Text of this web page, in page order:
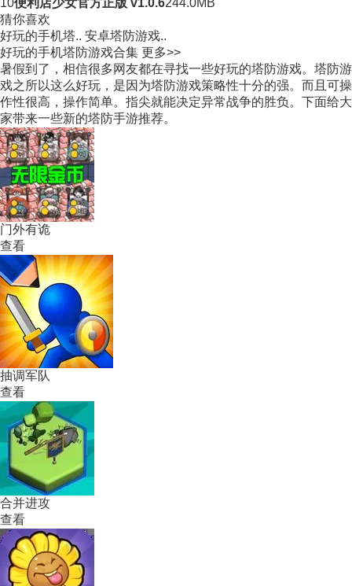
10便利店少女官方正版 v1.0.6244.0MB
猜你喜欢
好玩的手机塔.. 安卓塔防游戏..
好玩的手机塔防游戏合集 更多>>
暑假到了，相信很多网友都在寻找一些好玩的塔防游戏。塔防游
戏之所以这么好玩，是因为塔防游戏策略性十分的强。而且可操
作性很高，操作简单。指尖就能决定异常战争的胜负。下面给大
家带来一些新的塔防手游推荐。
门外有诡
查看
抽调军队
查看
合并进攻
查看